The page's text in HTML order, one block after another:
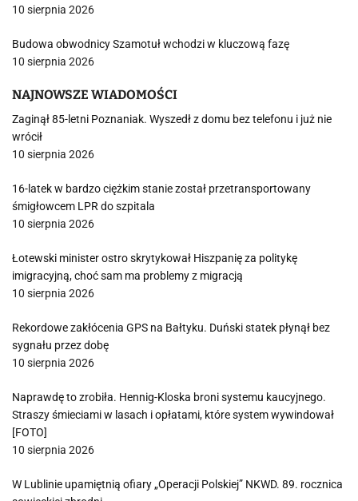
10 sierpnia 2026
Budowa obwodnicy Szamotuł wchodzi w kluczową fazę
10 sierpnia 2026
NAJNOWSZE WIADOMOŚCI
Zaginął 85-letni Poznaniak. Wyszedł z domu bez telefonu i już nie
wrócił
10 sierpnia 2026
16-latek w bardzo ciężkim stanie został przetransportowany
śmigłowcem LPR do szpitala
10 sierpnia 2026
Łotewski minister ostro skrytykował Hiszpanię za politykę
imigracyjną, choć sam ma problemy z migracją
10 sierpnia 2026
Rekordowe zakłócenia GPS na Bałtyku. Duński statek płynął bez
sygnału przez dobę
10 sierpnia 2026
Naprawdę to zrobiła. Hennig-Kloska broni systemu kaucyjnego.
Straszy śmieciami w lasach i opłatami, które system wywindował
[FOTO]
10 sierpnia 2026
W Lublinie upamiętnią ofiary „Operacji Polskiej” NKWD. 89. rocznica